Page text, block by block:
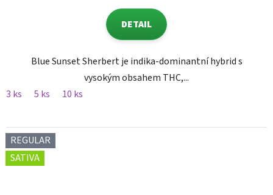
DETAIL
Blue Sunset Sherbert je indika-dominantní hybrid s
vysokým obsahem THC,...
3 ks
5 ks 10 ks
REGULAR
SATIVA